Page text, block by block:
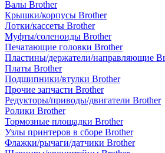
Валы Brother
Крышки/корпусы Brother
Лотки/кассеты Brother
Муфты/соленоиды Brother
Печатающие головки Brother
Пластины/держатели/направляющие
Платы Brother
Подшипники/втулки Brother
Прочие запчасти Brother
Редукторы/приводы/двигатели Brother
Ролики Brother
Тормозные площадки Brother
Узлы принтеров в сборе Brother
Флажки/рычаги/датчики Brother